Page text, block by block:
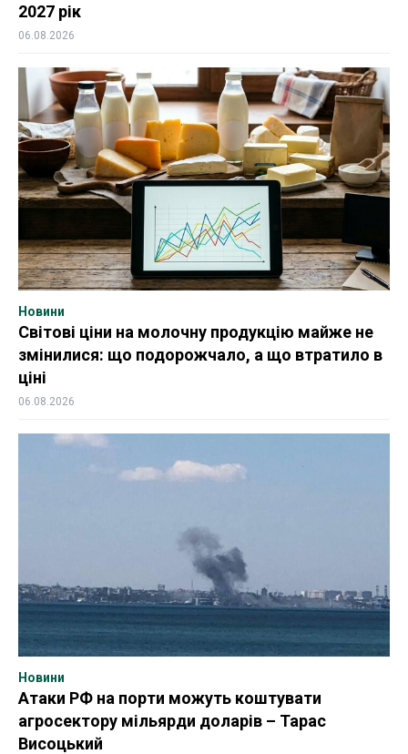
2027 рік
06.08.2026
Новини
Світові ціни на молочну продукцію майже не
змінилися: що подорожчало, а що втратило в
ціні
06.08.2026
Новини
Атаки РФ на порти можуть коштувати
агросектору мільярди доларів – Тарас
Висоцький